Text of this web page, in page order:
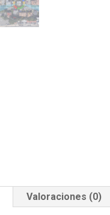
Valoraciones (0)